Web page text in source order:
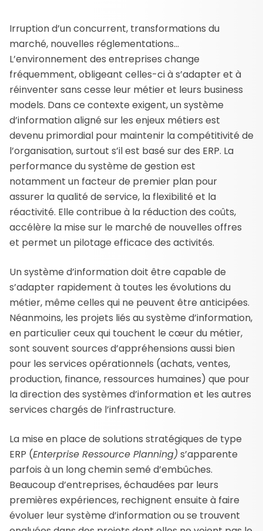
Irruption d’un concurrent, transformations du
marché, nouvelles réglementations…
L’environnement des entreprises change
fréquemment, obligeant celles-ci à s’adapter et à
réinventer sans cesse leur métier et leurs business
models. Dans ce contexte exigent, un système
d’information aligné sur les enjeux métiers est
devenu primordial pour maintenir la compétitivité de
l’organisation, surtout s’il est basé sur des ERP. La
performance du système de gestion est
notamment un facteur de premier plan pour
assurer la qualité de service, la flexibilité et la
réactivité. Elle contribue à la réduction des coûts,
accélère la mise sur le marché de nouvelles offres
et permet un pilotage efficace des activités.
Un système d’information doit être capable de
s’adapter rapidement à toutes les évolutions du
métier, même celles qui ne peuvent être anticipées.
Néanmoins, les projets liés au système d’information,
en particulier ceux qui touchent le cœur du métier,
sont souvent sources d’appréhensions aussi bien
pour les services opérationnels (achats, ventes,
production, finance, ressources humaines) que pour
la direction des systèmes d’information et les autres
services chargés de l’infrastructure.
La mise en place de solutions stratégiques de type
ERP (Enterprise Ressource Planning) s’apparente
parfois à un long chemin semé d’embûches.
Beaucoup d’entreprises, échaudées par leurs
premières expériences, rechignent ensuite à faire
évoluer leur système d’information ou se trouvent